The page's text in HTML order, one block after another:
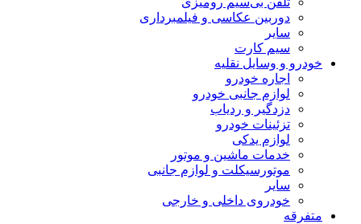
دوربین عکاسی و فیلمبرداری
سایر
سیم کارت
خودرو و وسایل نقلیه
اجاره خودرو
لوازم جانبی خودرو
دزدگیر و ردیاب
تزئینات خودرو
لوازم یدکی
خدمات ماشین و موتور
موتورسیکلت و لوازم جانبی
سایر
خودروی داخلی و خارجی
متفرقه